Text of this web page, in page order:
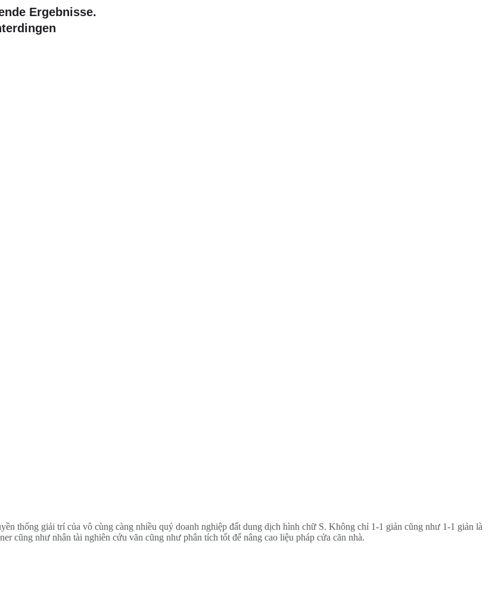
Ergebnisse.
thống giải trí của vô cùng càng nhiều quý doanh nghiệp đất dung dịch hình chữ S. Không chỉ 1-1 giản cũng như 1-1 giản là
cũng như nhân tài nghiên cứu vãn cũng như phân tích tốt để nâng cao liệu pháp cửa căn nhà.